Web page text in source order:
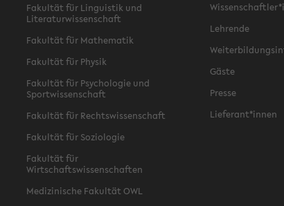
Fakultät für Linguistik und
Literaturwissenschaft
Fakultät für Mathematik
Fakultät für Physik
Fakultät für Psychologie und
Sportwissenschaft
Fakultät für Rechtswissenschaft
Fakultät für Soziologie
Fakultät für
Wirtschaftswissenschaften
Medizinische Fakultät OWL
Lehrende
Gäste
Presse
Lieferant*innen